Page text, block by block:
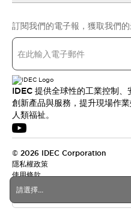
請選擇...
訂閱我們的電子報，獲取我們
IDEC 提供全球性的工業控制
創新產品與服務，提升現場作
人類福祉。
© 2026 IDEC Corporation
隱私權政策
使用條款
台灣